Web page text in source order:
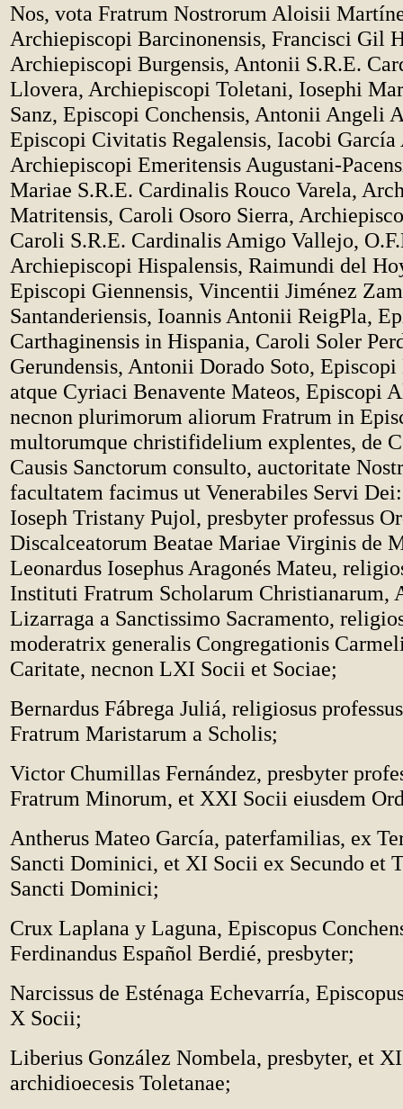
Nos, vota Fratrum Nostrorum Aloisii
Archiepiscopi Barcinonensis, Francisci Gil
Archiepiscopi Burgensis, Antonii S.R.E.
Llovera, Archiepiscopi Toletani, Iosephi
Sanz, Episcopi Conchensis, Antonii Angeli
Episcopi Civitatis Regalensis, Iacobi
Archiepiscopi Emeritensis Augustani-
Mariae S.R.E. Cardinalis Rouco Varela,
Matritensis, Caroli Osoro Sierra,
Caroli S.R.E. Cardinalis Amigo Vallejo,
Archiepiscopi Hispalensis, Raimundi del
Episcopi Giennensis, Vincentii Jiménez
Santanderiensis, Ioannis Antonii ReigPla,
Carthaginensis in Hispania, Caroli Soler
Gerundensis, Antonii Dorado Soto,
atque Cyriaci Benavente Mateos, Episcopi
necnon plurimorum aliorum Fratrum in
multorumque christifidelium explentes, de
Causis Sanctorum consulto, auctoritate
facultatem facimus ut Venerabiles Servi
Ioseph Tristany Pujol, presbyter professus
Discalceatorum Beatae Mariae Virginis de
Leonardus Iosephus Aragonés Mateu,
Instituti Fratrum Scholarum Christianarum,
Lizarraga a Sanctissimo Sacramento,
moderatrix generalis Congregationis
Caritate, necnon LXI Socii et Sociae;
Bernardus Fábrega Juliá, religiosus
Fratrum Maristarum a Scholis;
Victor Chumillas Fernández, presbyter
Fratrum Minorum, et XXI Socii eiusdem
Antherus Mateo García, paterfamilias, ex
Sancti Dominici, et XI Socii ex Secundo et
Sancti Dominici;
Crux Laplana y Laguna, Episcopus
Ferdinandus Español Berdié, presbyter;
Narcissus de Esténaga Echevarría,
X Socii;
Liberius González Nombela, presbyter, et
archidioecesis Toletanae;